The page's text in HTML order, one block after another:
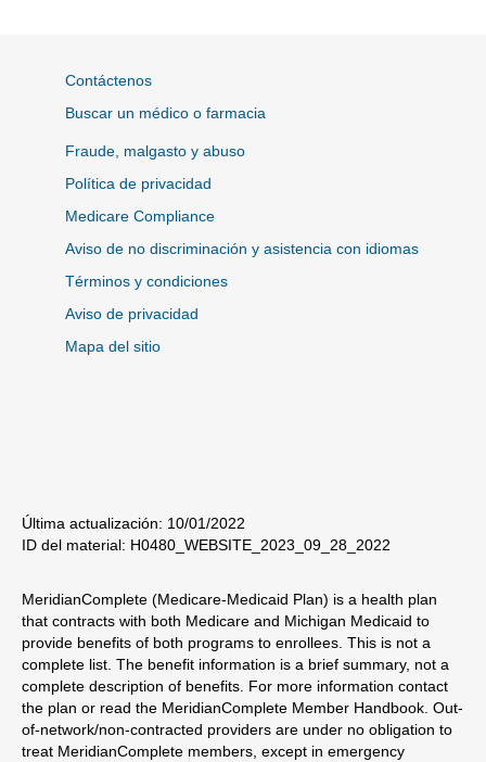
Contáctenos
Buscar un médico o farmacia
Fraude, malgasto y abuso
Política de privacidad
Medicare Compliance
Aviso de no discriminación y asistencia con idiomas
Términos y condiciones
Aviso de privacidad
Mapa del sitio
Última actualización: 10/01/2022
ID del material: H0480_WEBSITE_2023_09_28_2022
MeridianComplete (Medicare-Medicaid Plan) is a health plan
that contracts with both Medicare and Michigan Medicaid to
provide benefits of both programs to enrollees. This is not a
complete list. The benefit information is a brief summary, not a
complete description of benefits. For more information contact
the plan or read the MeridianComplete Member Handbook. Out-
of-network/non-contracted providers are under no obligation to
treat MeridianComplete members, except in emergency